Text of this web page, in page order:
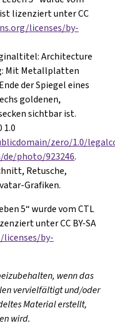
lizenziert unter CC
licenses/by-
Architecture
Mit Metallplatten
der Spiegel eines
goldenen,
sichtbar ist.
1.0
zero/1.0/
photo/923246.
Retusche,
Grafiken.
5“ wurde vom CTL
unter CC BY-SA
by-
wenn das
vervielfältigt und/oder
Material erstellt,
wird.